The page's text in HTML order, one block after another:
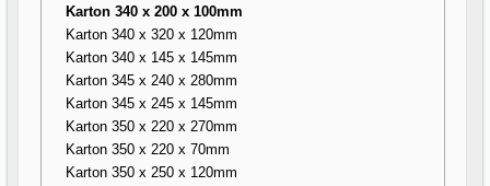
Karton 340 x 200 x 100mm
Karton 340 x 320 x 120mm
Karton 340 x 145 x 145mm
Karton 345 x 240 x 280mm
Karton 345 x 245 x 145mm
Karton 350 x 220 x 270mm
Karton 350 x 220 x 70mm
Karton 350 x 250 x 120mm